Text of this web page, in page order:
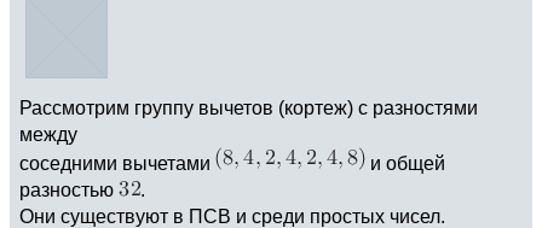
Рассмотрим группу вычетов (кортеж) с разностями
между
соседними вычетами
и общей
разностью
.
Они существуют в ПСВ и среди простых чисел.